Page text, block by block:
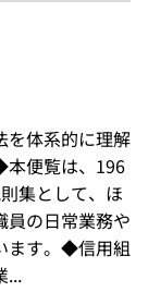
を体系的に理解
本便覧は、196
集として、ほ
員の日常業務や
ます。◆信用組
...